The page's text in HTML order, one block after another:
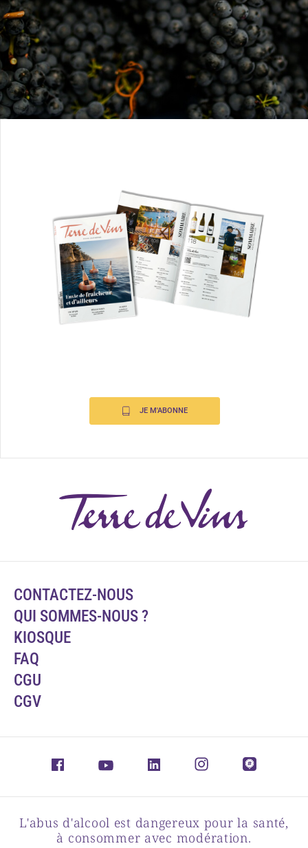
JE M'ABONNE
CONTACTEZ-NOUS
QUI SOMMES-NOUS ?
KIOSQUE
FAQ
CGU
CGV
L'abus d'alcool est dangereux pour la santé,
à consommer avec modération.